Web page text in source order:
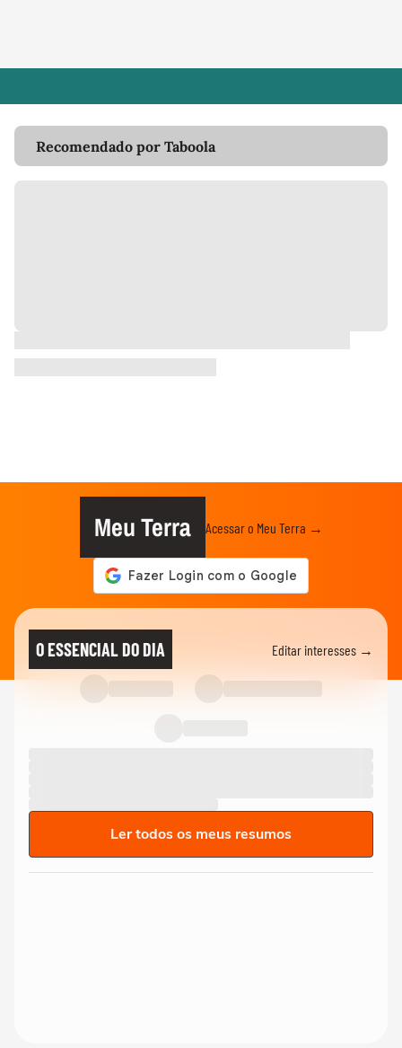
Recomendado por Taboola
Meu Terra Acessar o Meu Terra →
O ESSENCIAL DO DIA Editar interesses →
Ler todos os meus resumos